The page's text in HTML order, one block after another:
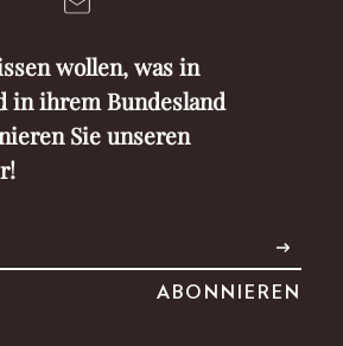
wollen, was in
in ihrem Bundesland
Sie unseren